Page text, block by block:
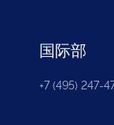
国际部
+7 (495) 247-